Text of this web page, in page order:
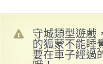
守城類型遊戲
的狐蒙不能睡
要在車子經過